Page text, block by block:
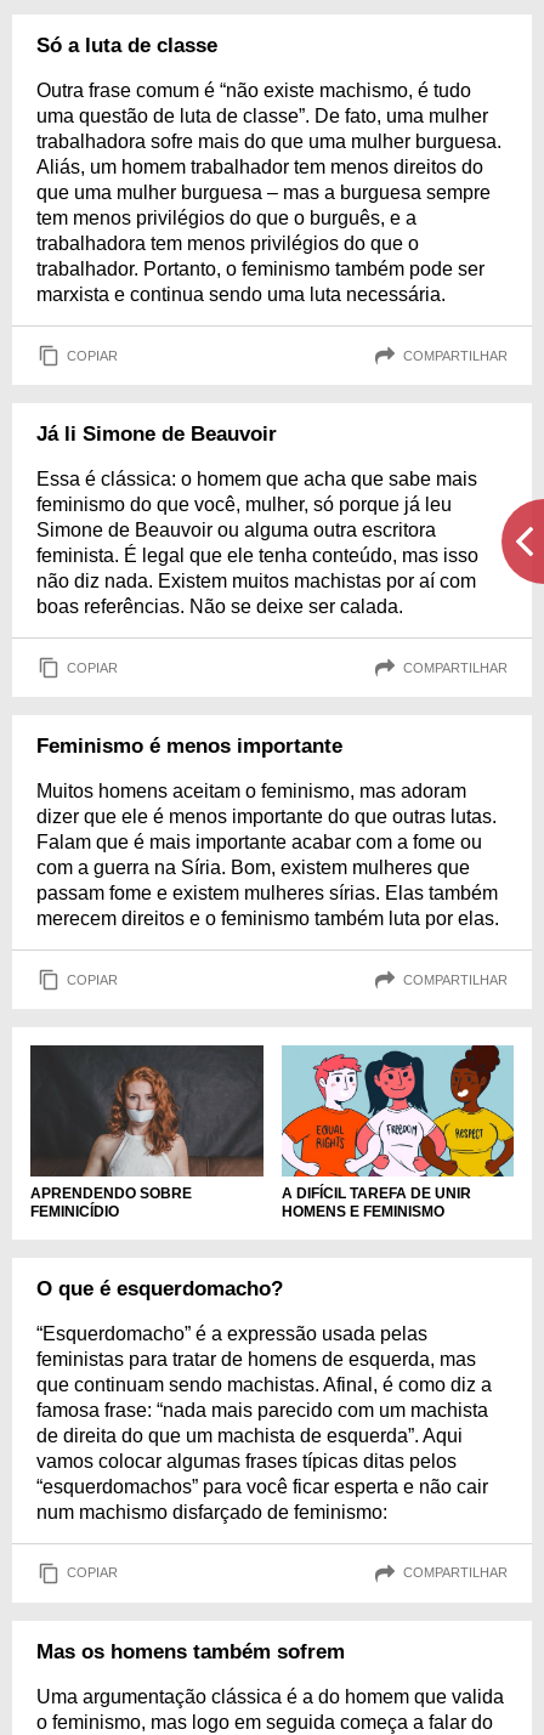
Só a luta de classe
Outra frase comum é “não existe machismo, é tudo
uma questão de luta de classe”. De fato, uma mulher
trabalhadora sofre mais do que uma mulher burguesa.
Aliás, um homem trabalhador tem menos direitos do
que uma mulher burguesa – mas a burguesa sempre
tem menos privilégios do que o burguês, e a
trabalhadora tem menos privilégios do que o
trabalhador. Portanto, o feminismo também pode ser
marxista e continua sendo uma luta necessária.
COPIAR COMPARTILHAR
Já li Simone de Beauvoir
Essa é clássica: o homem que acha que sabe mais
feminismo do que você, mulher, só porque já leu
Simone de Beauvoir ou alguma outra escritora
feminista. É legal que ele tenha conteúdo, mas isso
não diz nada. Existem muitos machistas por aí com
boas referências. Não se deixe ser calada.
COPIAR COMPARTILHAR
Feminismo é menos importante
Muitos homens aceitam o feminismo, mas adoram
dizer que ele é menos importante do que outras lutas.
Falam que é mais importante acabar com a fome ou
com a guerra na Síria. Bom, existem mulheres que
passam fome e existem mulheres sírias. Elas também
merecem direitos e o feminismo também luta por elas.
COPIAR COMPARTILHAR
APRENDENDO SOBRE
FEMINICÍDIO
A DIFÍCIL TAREFA DE UNIR
HOMENS E FEMINISMO
O que é esquerdomacho?
“Esquerdomacho” é a expressão usada pelas
feministas para tratar de homens de esquerda, mas
que continuam sendo machistas. Afinal, é como diz a
famosa frase: “nada mais parecido com um machista
de direita do que um machista de esquerda”. Aqui
vamos colocar algumas frases típicas ditas pelos
“esquerdomachos” para você ficar esperta e não cair
num machismo disfarçado de feminismo:
COPIAR COMPARTILHAR
Mas os homens também sofrem
Uma argumentação clássica é a do homem que valida
o feminismo, mas logo em seguida começa a falar do